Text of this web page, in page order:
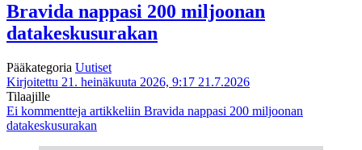
Bravida nappasi 200 miljoonan
datakeskusurakan
Pääkategoria Uutiset
Kirjoitettu 21. heinäkuuta 2026, 9:17 21.7.2026
Tilaajille
Ei kommentteja artikkeliin Bravida nappasi 200 miljoonan
datakeskusurakan